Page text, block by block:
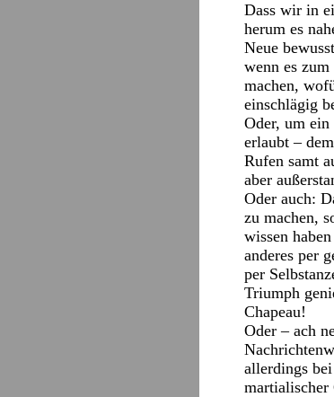
Dass wir in
herum es
Neue
wenn es
machen,
einschlägig
Oder, um ein
erlaubt –
Rufen samt
aber
Oder auch:
zu machen,
wissen
anderes per
per
Triumph
Chapeau!
Oder – ach
allerdings
martialischer